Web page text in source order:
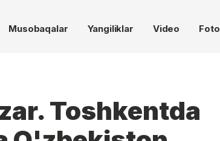
Musobaqalar Yangiliklar Video Foto
Toshkentda